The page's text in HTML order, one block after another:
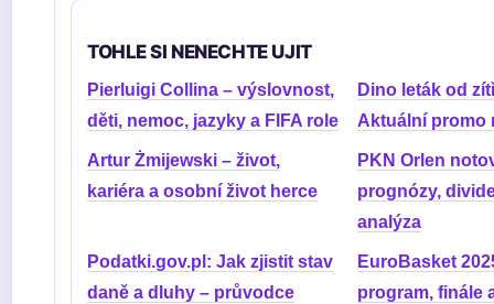
TOHLE SI NENECHTE UJIT
Pierluigi Collina – výslovnost,
děti, nemoc, jazyky a FIFA role
Dino leták od
Aktuální promo
Artur Żmijewski – život,
kariéra a osobní život herce
PKN Orlen
prognózy,
analýza
Podatki.gov.pl: Jak zjistit stav
daně a dluhy – průvodce
EuroBasket
program, finále